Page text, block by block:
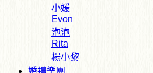
小媛
Evon
泡泡
Rita
楊小黎
婚禮樂團